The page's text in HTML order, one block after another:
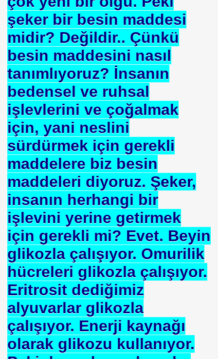
şeker bir besin maddesi
midir? Değildir.. Çünkü
besin maddesini nasıl
tanımlıyoruz? İnsanın
bedensel ve ruhsal
işlevlerini ve çoğalmak
için, yani neslini
sürdürmek için gerekli
maddelere biz besin
maddeleri diyoruz. Şeker,
insanın herhangi bir
işlevini yerine getirmek
için gerekli mi? Evet. Beyin
glikozla çalışıyor. Omurilik
hücreleri glikozla çalışıyor.
Eritrosit dediğimiz
alyuvarlar glikozla
çalışıyor. Enerji kaynağı
olarak glikozu kullanıyor.
REZERV SİSTEMİ-Prof.M.GÜNDOĞAN.
Birliği
krizi bekliyor!
FRANSA
SEN
.Dr.Hamdi KALYONCU
LÜTFÜ OFLAZ
21NCİ YY.Cuma da Halife adına Hutbe Okunan Ülkeler